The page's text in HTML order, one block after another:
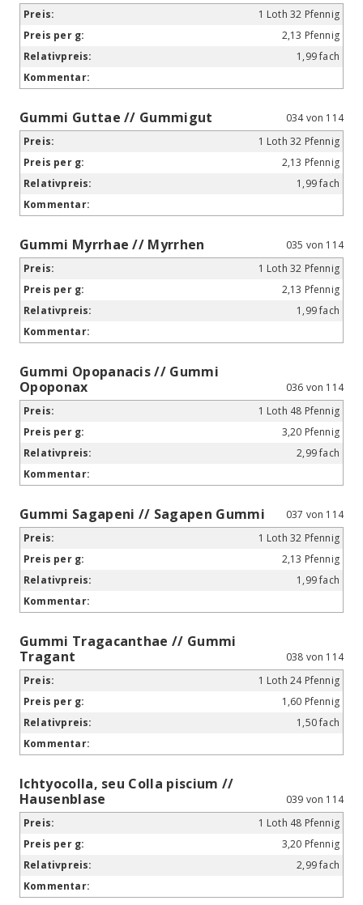
1 Loth 32 Pfennig
2,13 Pfennig
1,99 fach
Gummi Guttae // Gummigut
034 von 114
1 Loth 32 Pfennig
2,13 Pfennig
1,99 fach
Gummi Myrrhae // Myrrhen
035 von 114
1 Loth 32 Pfennig
2,13 Pfennig
1,99 fach
Gummi Opopanacis // Gummi
Opoponax
036 von 114
1 Loth 48 Pfennig
3,20 Pfennig
2,99 fach
Gummi Sagapeni // Sagapen Gummi
037 von 114
1 Loth 32 Pfennig
2,13 Pfennig
1,99 fach
Gummi Tragacanthae // Gummi
Tragant
038 von 114
1 Loth 24 Pfennig
1,60 Pfennig
1,50 fach
Ichtyocolla, seu Colla piscium //
Hausenblase
039 von 114
1 Loth 48 Pfennig
3,20 Pfennig
2,99 fach